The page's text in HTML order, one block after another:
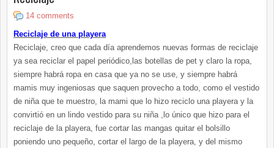
14 comments
Reciclaje de una playera
Reciclaje, creo que cada día aprendemos nuevas formas de reciclaje
ya sea reciclar el papel periódico,las botellas de pet y claro la ropa,
siempre habrá ropa en casa que ya no se use, y siempre habrá
mamis muy ingeniosas que saquen provecho a todo, como el vestido
de niña que te muestro, la mami que lo hizo reciclo una playera y la
convirtió en un lindo vestido para su niña ,lo único que hizo para el
reciclaje de la playera, fue cortar las mangas quitar el bolsillo
poniendo uno pequeño, cortar el largo de la playera, y del mismo